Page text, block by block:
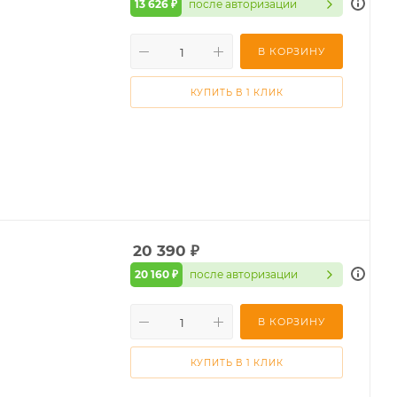
13 626 ₽ после авторизации
В КОРЗИНУ
КУПИТЬ В 1 КЛИК
20 390 ₽
20 160 ₽ после авторизации
В КОРЗИНУ
КУПИТЬ В 1 КЛИК